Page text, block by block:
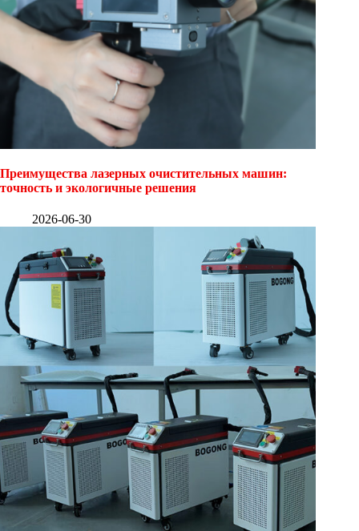
Преимущества лазерных очистительных машин:
точность и экологичные решения
2026-06-30